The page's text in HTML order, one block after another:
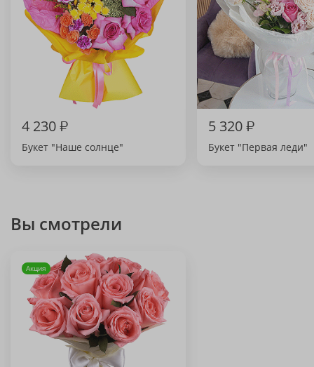
4 230₽
Букет "Наше солнце"
5 320₽
Букет "Первая леди"
Вы смотрели
Акция